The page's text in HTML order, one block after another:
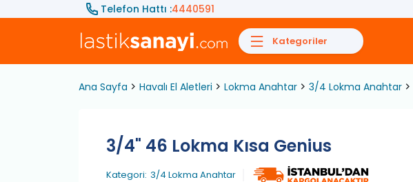
Telefon Hattı :4440591
Kategoriler
Ana Sayfa Havalı El Aletleri Lokma Anahtar 3/4 Lokma Anahtar
3/4" 46 Lokma Kısa Genius
Kategori: 3/4 Lokma Anahtar